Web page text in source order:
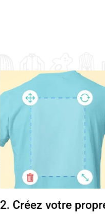
2. Créez votre